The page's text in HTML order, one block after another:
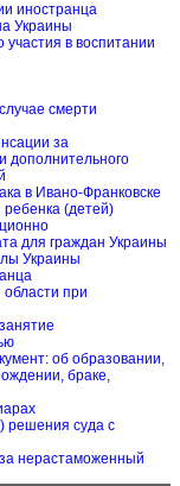
иностранца
Украины
в воспитании
смерти
за
дополнительного
в Ивано-Франковске
(детей)
для граждан Украины
Украины
области при
об образовании,
браке,
решения суда с
нерастаможенный